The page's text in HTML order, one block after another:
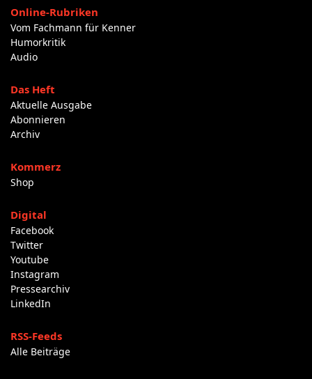
Online-Rubriken
Vom Fachmann für Kenner
Humorkritik
Audio
Das Heft
Aktuelle Ausgabe
Abonnieren
Archiv
Kommerz
Shop
Digital
Facebook
Twitter
Youtube
Instagram
Pressearchiv
LinkedIn
RSS-Feeds
Alle Beiträge